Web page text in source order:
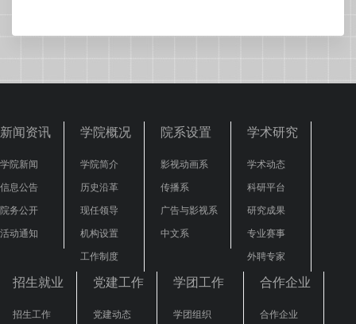
新闻资讯
学院新闻
信息公告
院务公开
活动通知
学院概况
学院简介
历史沿革
现任领导
机构设置
工作制度
院系设置
影视动画系
传播系
广告与影视系
中文系
学术研究
学术动态
科研平台
研究成果
专业赛事
外聘专家
招生就业
招生工作
党建工作
党建动态
学团工作
学团组织
合作企业
合作企业